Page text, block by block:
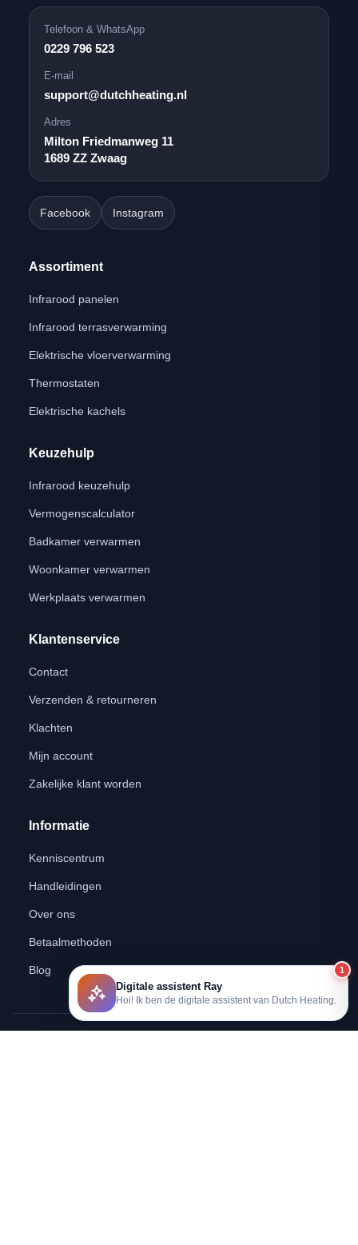
Telefoon & WhatsApp
0229 796 523
E-mail
support@dutchheating.nl
Adres
Milton Friedmanweg 11
1689 ZZ Zwaag
Facebook Instagram
Assortiment
Infrarood panelen
Infrarood terrasverwarming
Elektrische vloerverwarming
Thermostaten
Elektrische kachels
Keuzehulp
Infrarood keuzehulp
Vermogenscalculator
Badkamer verwarmen
Woonkamer verwarmen
Werkplaats verwarmen
Klantenservice
Contact
Verzenden & retourneren
Klachten
Mijn account
Zakelijke klant worden
Informatie
Kenniscentrum
Handleidingen
Over ons
Betaalmethoden
Blog 1
Digitale assistent Ray
Hoi! Ik ben de digitale assistent van Dutch Heating.